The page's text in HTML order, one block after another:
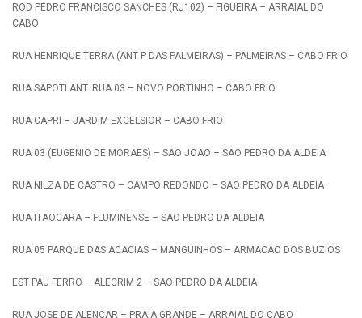
ROD PEDRO FRANCISCO SANCHES (RJ102) – FIGUEIRA – ARRAIAL DO
CABO
RUA HENRIQUE TERRA (ANT P DAS PALMEIRAS) – PALMEIRAS – CABO FRIO
RUA SAPOTI ANT. RUA 03 – NOVO PORTINHO – CABO FRIO
RUA CAPRI – JARDIM EXCELSIOR – CABO FRIO
RUA 03 (EUGENIO DE MORAES) – SAO JOAO – SAO PEDRO DA ALDEIA
RUA NILZA DE CASTRO – CAMPO REDONDO – SAO PEDRO DA ALDEIA
RUA ITAOCARA – FLUMINENSE – SAO PEDRO DA ALDEIA
RUA 05 PARQUE DAS ACACIAS – MANGUINHOS – ARMACAO DOS BUZIOS
EST PAU FERRO – ALECRIM 2 – SAO PEDRO DA ALDEIA
RUA JOSE DE ALENCAR – PRAIA GRANDE – ARRAIAL DO CABO